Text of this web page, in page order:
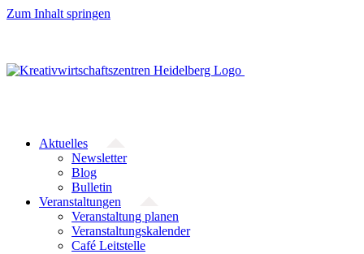
Zum Inhalt springen
Aktuelles
Newsletter
Blog
Bulletin
Veranstaltungen
Veranstaltung planen
Veranstaltungskalender
Café Leitstelle